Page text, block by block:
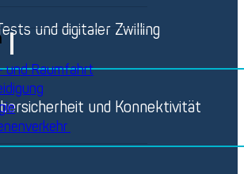
Raumfahrt
und digitaler Zwilling
und Konnektivität